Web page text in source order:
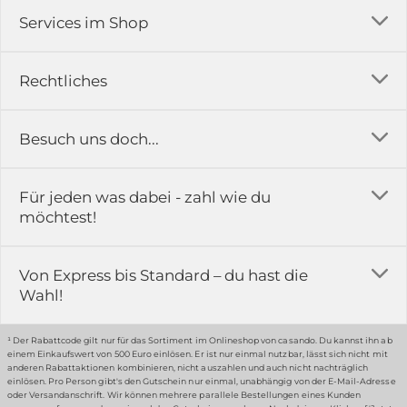
Rechtliches
Impressum
Rückgabe & Reklamation
Widerrufsrecht
Datenschutz-Einstellung
Erklärung zur Barrierefreiheit
Services im Shop
Versandkosten
Erfahrungsberichte & Bewertungen
Kontakt
Karriere
Gewerbekunden
Grounding Page
Besuch uns doch...
in der Ausstellung...
51789 Lindlar
Hinweis:
… oder in unserem Fachmarkt
Für jeden was dabei - zahl wie du
möchtest!
Von Express bis Standard – du hast die
Wahl!
¹ Der Rabattcode gilt nur für das Sortiment im Onlineshop von casando. Du kannst ihn ab
einem Einkaufswert von 500 Euro einlösen. Er ist nur einmal nutzbar, lässt sich nicht mit
anderen Rabattaktionen kombinieren, nicht auszahlen und auch nicht nachträglich
einlösen. Pro Person gibt's den Gutschein nur einmal, unabhängig von der E-Mail-Adresse
oder Versandanschrift. Wir können mehrere parallele Bestellungen eines Kunden